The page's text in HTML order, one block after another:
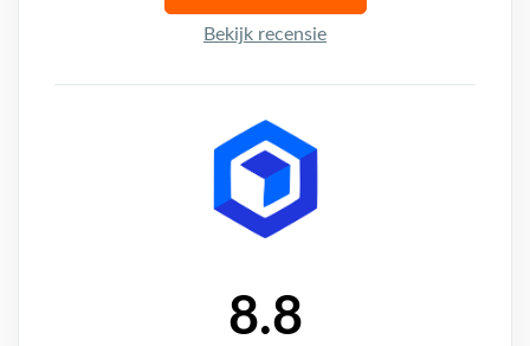
Bekijk recensie
8.8